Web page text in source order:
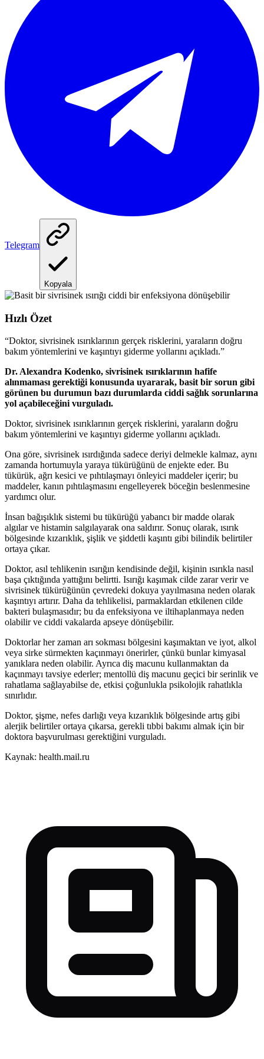
Telegram
Kopyala
Hızlı Özet
“Doktor, sivrisinek ısırıklarının gerçek risklerini, yaraların doğru
bakım yöntemlerini ve kaşıntıyı giderme yollarını açıkladı.”
Dr. Alexandra Kodenko, sivrisinek ısırıklarının hafife
alınmaması gerektiği konusunda uyararak, basit bir sorun gibi
görünen bu durumun bazı durumlarda ciddi sağlık sorunlarına
yol açabileceğini vurguladı.
Doktor, sivrisinek ısırıklarının gerçek risklerini, yaraların doğru
bakım yöntemlerini ve kaşıntıyı giderme yollarını açıkladı.
Ona göre, sivrisinek ısırdığında sadece deriyi delmekle kalmaz, aynı
zamanda hortumuyla yaraya tükürüğünü de enjekte eder. Bu
tükürük, ağrı kesici ve pıhtılaşmayı önleyici maddeler içerir; bu
maddeler, kanın pıhtılaşmasını engelleyerek böceğin beslenmesine
yardımcı olur.
İnsan bağışıklık sistemi bu tükürüğü yabancı bir madde olarak
algılar ve histamin salgılayarak ona saldırır. Sonuç olarak, ısırık
bölgesinde kızarıklık, şişlik ve şiddetli kaşıntı gibi bilindik belirtiler
ortaya çıkar.
Doktor, asıl tehlikenin ısırığın kendisinde değil, kişinin ısırıkla nasıl
başa çıktığında yattığını belirtti. Isırığı kaşımak cilde zarar verir ve
sivrisinek tükürüğünün çevredeki dokuya yayılmasına neden olarak
kaşıntıyı artırır. Daha da tehlikelisi, parmaklardan etkilenen cilde
bakteri bulaşmasıdır; bu da enfeksiyona ve iltihaplanmaya neden
olabilir ve ciddi vakalarda apseye dönüşebilir.
Doktorlar her zaman arı sokması bölgesini kaşımaktan ve iyot, alkol
veya sirke sürmekten kaçınmayı önerirler, çünkü bunlar kimyasal
yanıklara neden olabilir. Ayrıca diş macunu kullanmaktan da
kaçınmayı tavsiye ederler; mentollü diş macunu geçici bir serinlik ve
rahatlama sağlayabilse de, etkisi çoğunlukla psikolojik rahatlıkla
sınırlıdır.
Doktor, şişme, nefes darlığı veya kızarıklık bölgesinde artış gibi
alerjik belirtiler ortaya çıkarsa, gerekli tıbbi bakımı almak için bir
doktora başvurulması gerektiğini vurguladı.
Kaynak: health.mail.ru